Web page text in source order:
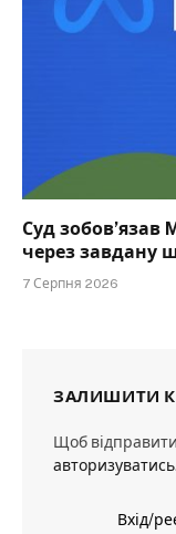
Суд
через завдану
7 Серпня 2026
ЗАЛИШИТИ
Щоб
авторизуватись.
Вхід/